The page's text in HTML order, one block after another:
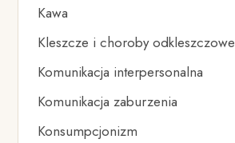
Kawa
Kleszcze i choroby odkleszczowe
Komunikacja interpersonalna
Komunikacja zaburzenia
Konsumpcjonizm